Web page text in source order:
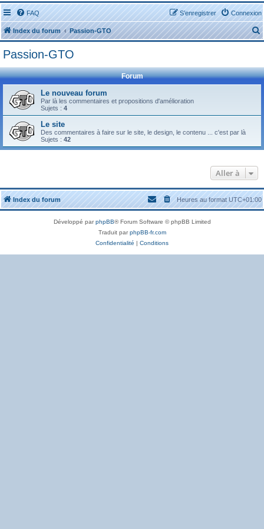
FAQ Connexion
S’enregistrer
Index du forum Passion-GTO
e
h
Passion-GTO
Forum
Le nouveau forum
Par là les commentaires et propositions d'amélioration
Sujets : 4
Le site
Des commentaires à faire sur le site, le design, le contenu ... c'est par là
Sujets : 42
Aller à
Index du forum Heures au formatUTC+01:00
Développé parphpBB® Forum Software © phpBB Limited
Traduit parphpBB-fr.com
Confidentialité | Conditions